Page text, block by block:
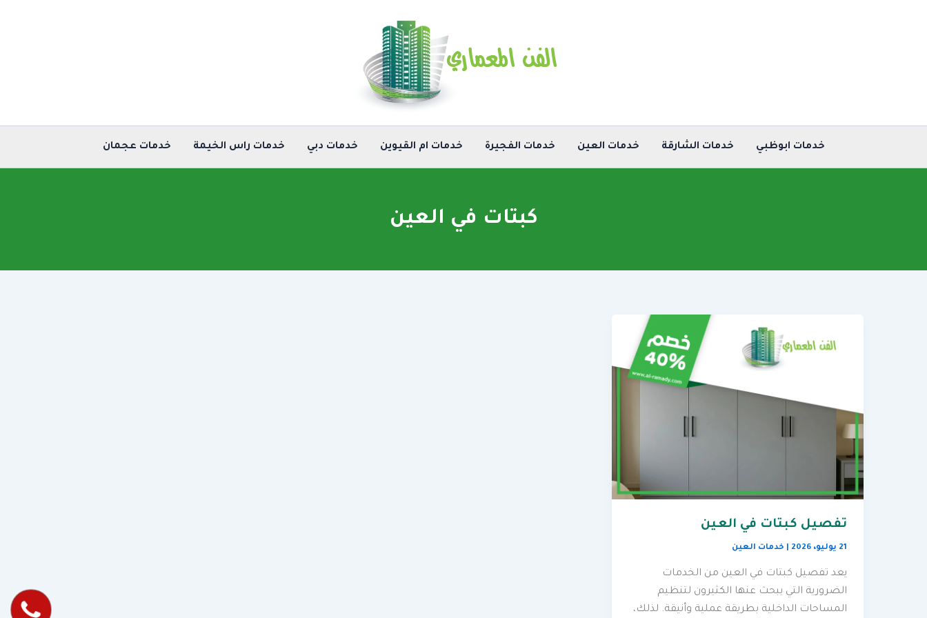
خدمات ابوظبي خدمات الشارقة خدمات العين خدمات الفجيرة خدمات ام القيوين خدمات دبي خدمات راس الخيمة خدمات عجمان
كبتات في العين
تفصيل كبتات في العين
21 يوليو، 2026 خدمات العين
يعد تفصيل كبتات في العين من الخدمات
الضرورية التي يبحث عنها الكثيرون لتنظيم
المساحات الداخلية بطريقة عملية وأنيقة. لذلك،